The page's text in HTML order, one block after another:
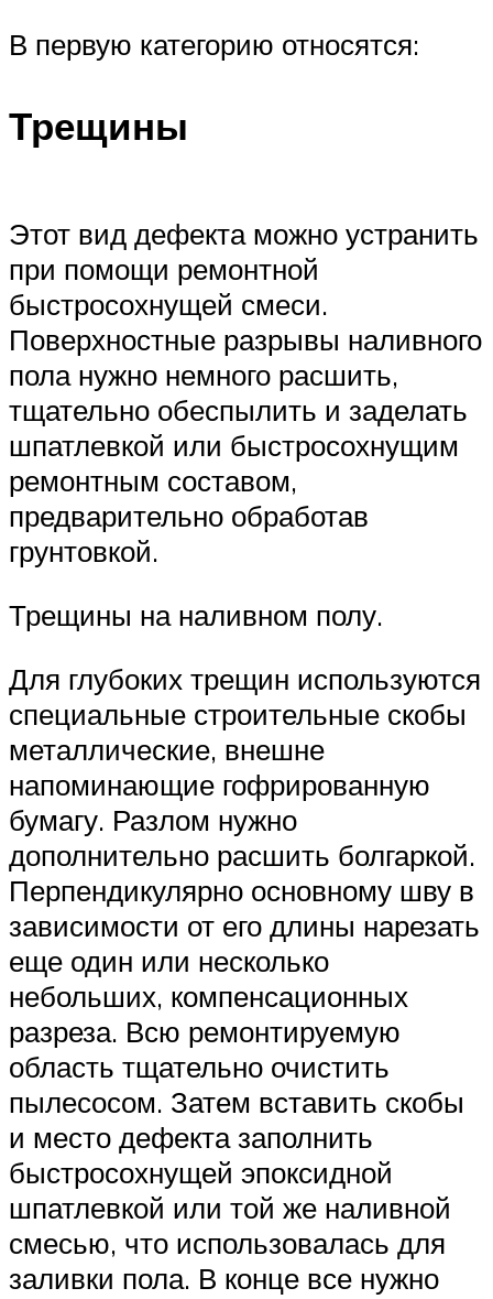
В первую категорию относятся:
Трещины
Этот вид дефекта можно устранить
при помощи ремонтной
быстросохнущей смеси.
Поверхностные разрывы наливного
пола нужно немного расшить,
тщательно обеспылить и заделать
шпатлевкой или быстросохнущим
ремонтным составом,
предварительно обработав
грунтовкой.
Трещины на наливном полу.
Для глубоких трещин используются
специальные строительные скобы
металлические, внешне
напоминающие гофрированную
бумагу. Разлом нужно
дополнительно расшить болгаркой.
Перпендикулярно основному шву в
зависимости от его длины нарезать
еще один или несколько
небольших, компенсационных
разреза. Всю ремонтируемую
область тщательно очистить
пылесосом. Затем вставить скобы
и место дефекта заполнить
быстросохнущей эпоксидной
шпатлевкой или той же наливной
смесью, что использовалась для
заливки пола. В конце все нужно